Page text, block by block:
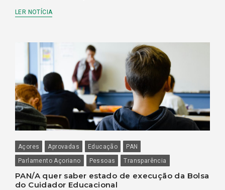
LER NOTÍCIA
Açores Aprovadas Educação
PAN
Parlamento Açoriano
Pessoas Transparência
PAN/A quer saber estado de execução da Bolsa
do Cuidador Educacional